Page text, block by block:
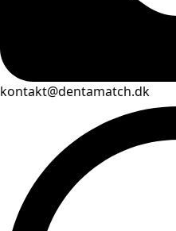
kontakt@dentamatch.dk